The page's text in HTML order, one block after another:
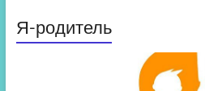
Я-родитель